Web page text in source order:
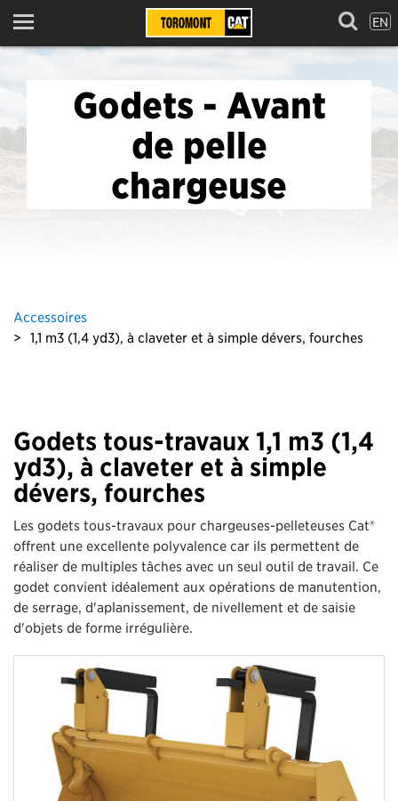
Menu EN
Godets - Avant
de pelle
chargeuse
Accessoires
1,1 m3 (1,4 yd3), à claveter et à simple dévers, fourches
Godets tous-travaux 1,1 m3 (1,4
yd3), à claveter et à simple
dévers, fourches
Les godets tous-travaux pour chargeuses-pelleteuses Cat®
offrent une excellente polyvalence car ils permettent de
réaliser de multiples tâches avec un seul outil de travail. Ce
godet convient idéalement aux opérations de manutention,
de serrage, d'aplanissement, de nivellement et de saisie
d'objets de forme irrégulière.